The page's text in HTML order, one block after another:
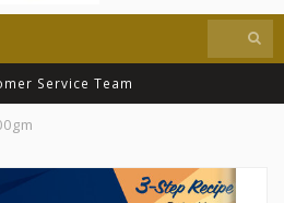
Service Team